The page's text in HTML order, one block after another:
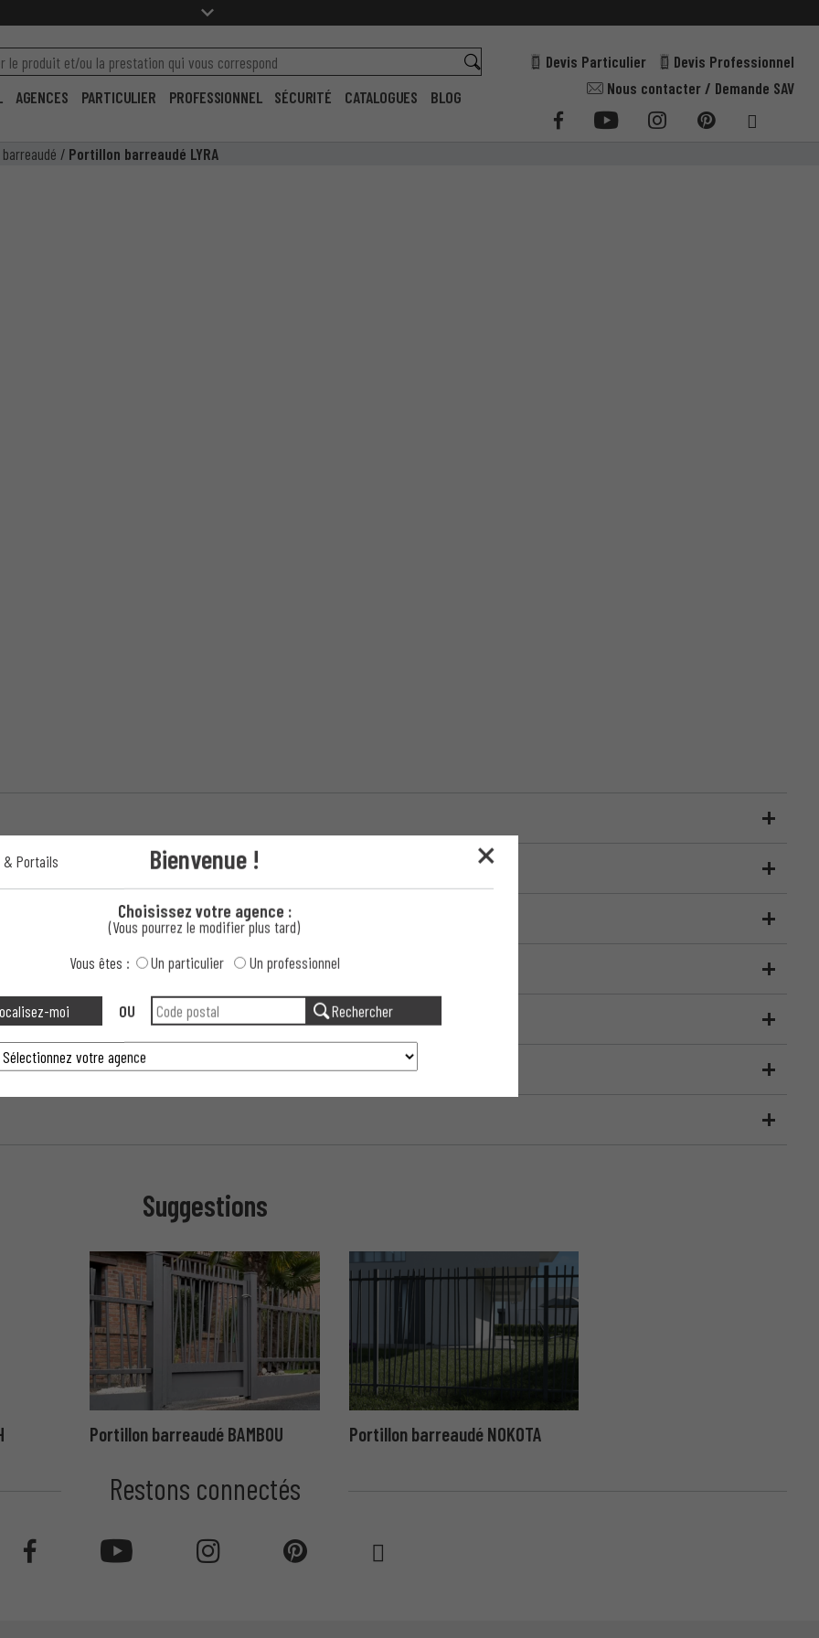
AGENCES PARTICULIER PROFESSIONNEL SÉCURITÉ CATALOGUES BLOG
Devis Particulier
Devis Professionnel
Nous contacter / Demande SAV
/ Portillon barreaudé LYRA
?
LYRA est-il disponible ?
Suggestions
Portillon barreaudé BAMBOU Portillon barreaudé NOKOTA
Restons connectés
& Portails Bienvenue !
Choisissez votre agence :
(Vous pourrez le modifier plus tard)
Vous êtes :
Un particulier Un professionnel
moi OU Rechercher